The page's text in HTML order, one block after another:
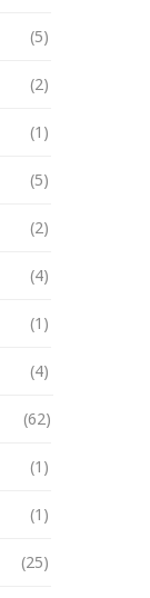
(5)
(2)
(1)
(5)
(2)
(4)
(1)
(4)
(62)
(1)
(1)
(25)